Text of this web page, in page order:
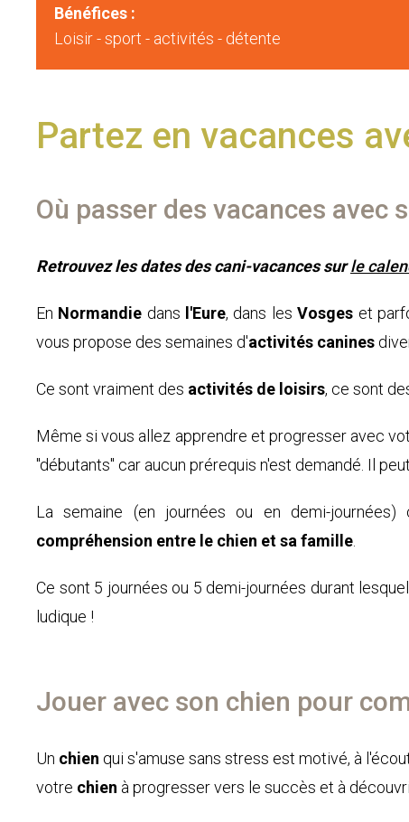
Bénéfices :
Loisir - sport - activités - détente
Partez en vacances
Où passer des vacances avec
Retrouvez les dates des cani-vacances surle
En Normandie dans l'Eure, dans lesVosges et
vous propose des semaines d'activités canines
Ce sont vraiment des activités de loisirs, ce sont
Même si vous allez apprendre et progresser avec
"débutants" car aucun prérequis n'est demandé. Il
La semaine (en journées ou en demi-
compréhension entre le chien et sa famille
Ce sont 5 journées ou 5 demi-journées durant
ludique !
Jouer avec son chien pour
Un chien qui s'amuse sans stress est motivé, à
votre chien à progresser vers le succès et à